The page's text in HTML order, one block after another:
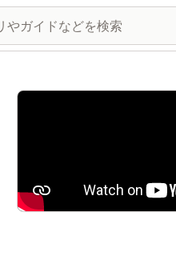
特集の画像ギャラリー